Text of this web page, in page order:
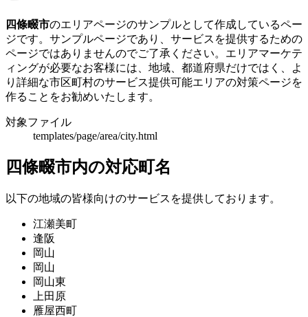
四條畷市のエリアページのサンプルとして作成しているペー
ジです。サンプルページであり、サービスを提供するための
ページではありませんのでご了承ください。エリアマーケテ
ィングが必要なお客様には、地域、都道府県だけではく、よ
り詳細な市区町村のサービス提供可能エリアの対策ページを
作ることをお勧めいたします。
対象ファイル
templates/page/area/city.html
四條畷市内の対応町名
以下の地域の皆様向けのサービスを提供しております。
江瀬美町
逢阪
岡山
岡山
岡山東
上田原
雁屋西町